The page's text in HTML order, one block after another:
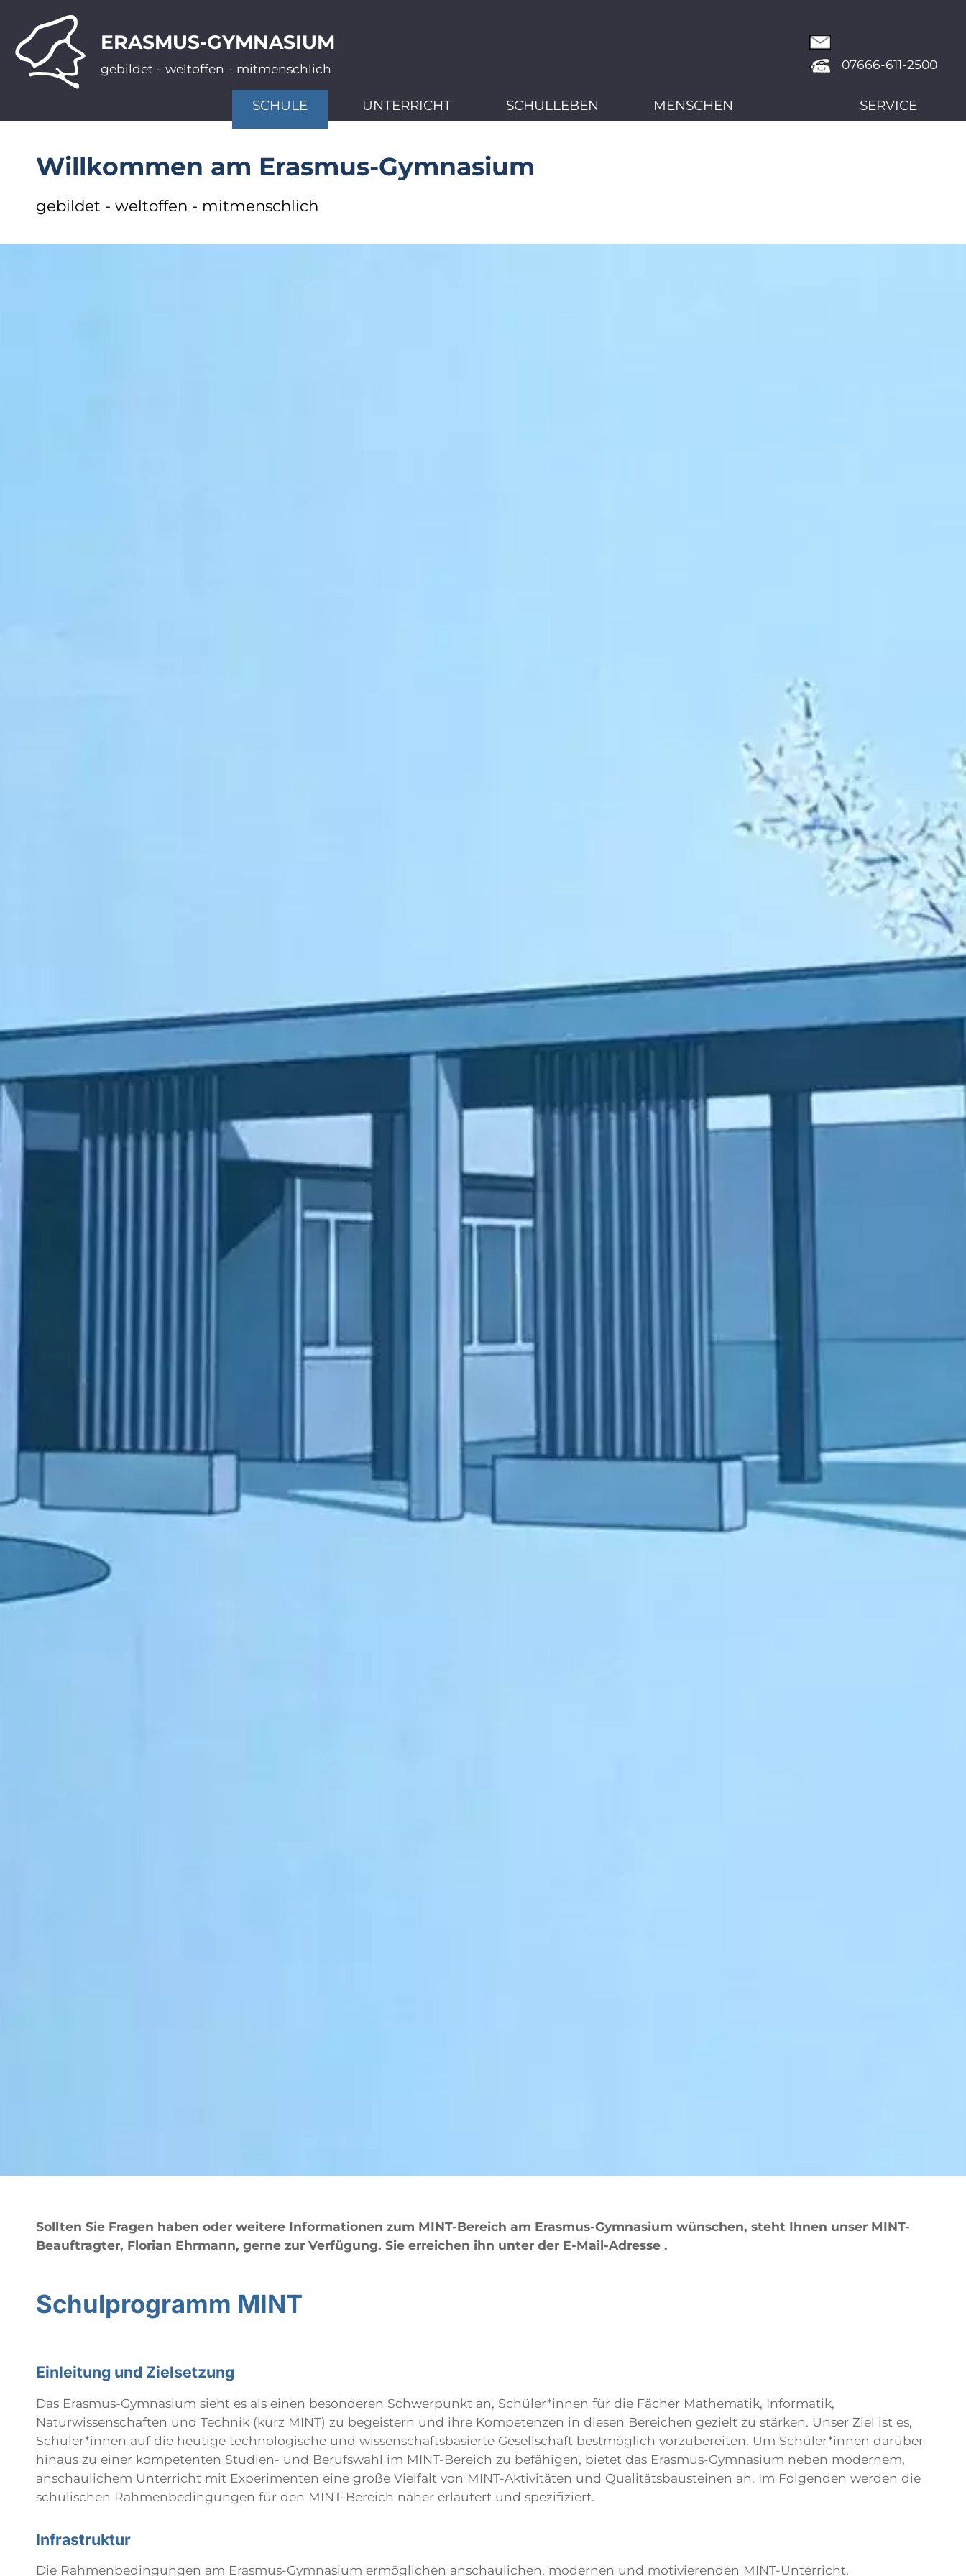
ERASMUS-GYMNASIUM
gebildet - weltoffen - mitmenschlich 07666-611-2500
SCHULE UNTERRICHT SCHULLEBEN MENSCHEN SERVICE
Willkommen am Erasmus-Gymnasium
gebildet - weltoffen - mitmenschlich
Sollten Sie Fragen haben oder weitere Informationen zum MINT-Bereich am Erasmus-Gymnasium wünschen, steht Ihnen unser MINT-
Beauftragter, Florian Ehrmann, gerne zur Verfügung. Sie erreichen ihn unter der E-Mail-Adresse .
Schulprogramm MINT
Einleitung und Zielsetzung
Das Erasmus-Gymnasium sieht es als einen besonderen Schwerpunkt an, Schüler*innen für die Fächer Mathematik, Informatik,
Naturwissenschaften und Technik (kurz MINT) zu begeistern und ihre Kompetenzen in diesen Bereichen gezielt zu stärken. Unser Ziel ist es,
Schüler*innen auf die heutige technologische und wissenschaftsbasierte Gesellschaft bestmöglich vorzubereiten. Um Schüler*innen darüber
hinaus zu einer kompetenten Studien- und Berufswahl im MINT-Bereich zu befähigen, bietet das Erasmus-Gymnasium neben modernem,
anschaulichem Unterricht mit Experimenten eine große Vielfalt von MINT-Aktivitäten und Qualitätsbausteinen an. Im Folgenden werden die
schulischen Rahmenbedingungen für den MINT-Bereich näher erläutert und spezifiziert.
Infrastruktur
Die Rahmenbedingungen am Erasmus-Gymnasium ermöglichen anschaulichen, modernen und motivierenden MINT-Unterricht.